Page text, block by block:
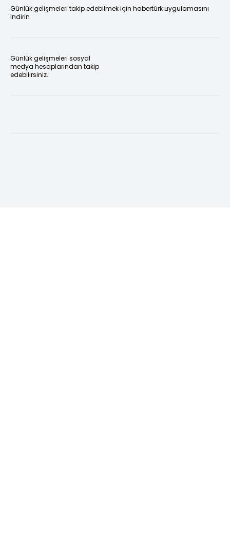
Günlük gelişmeleri takip edebilmek için habertürk uygulamasını
indirin
Günlük gelişmeleri sosyal
medya hesaplarından takip
edebilirsiniz.